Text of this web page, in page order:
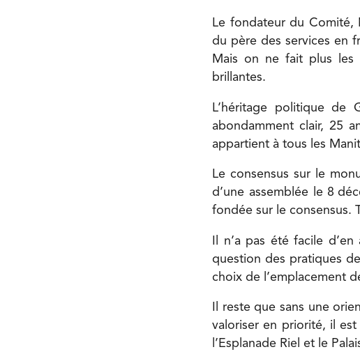
Le fondateur du Comité,
du père des services en
Mais on ne fait plus les
brillantes.
L’héritage politique de
abondamment clair, 25
appartient à tous les
Le consensus sur le
d’une assemblée le 8
fondée sur le consensus.
Il n’a pas été facile
question des pratiques
choix de l’emplacement
Il reste que sans une
valoriser en priorité, il
l’Esplanade Riel et le